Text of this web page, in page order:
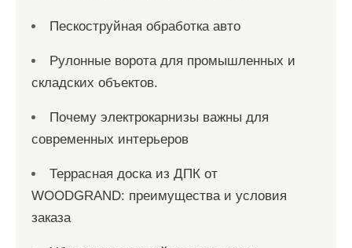
Пескоструйная обработка авто
Рулонные ворота для промышленных и
складских объектов.
Почему электрокарнизы важны для
современных интерьеров
Террасная доска из ДПК от
WOODGRAND: преимущества и условия
заказа